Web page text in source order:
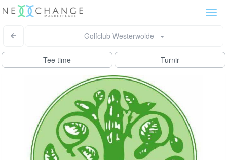
Golfclub Westerwolde
Tee time Turnir